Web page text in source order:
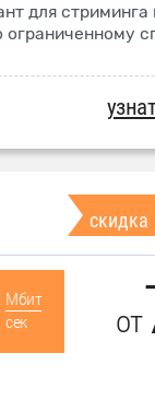
для стриминга
ограниченному
скидка
Мбит
сек
от